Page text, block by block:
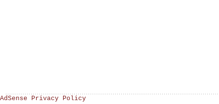
AdSense Privacy Policy